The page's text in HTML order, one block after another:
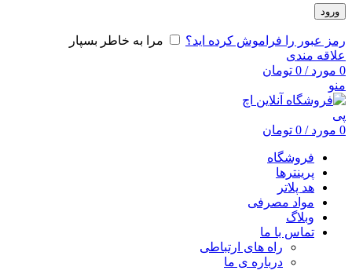
ورود
رمز عبور را فراموش کرده اید؟
مرا به خاطر بسپار
علاقه مندی
0 مورد /
0 تومان
منو
0 مورد /
0 تومان
فروشگاه
پرینترها
هد پلاتر
مواد مصرفی
وبلاگ
تماس با ما
راه های ارتباطی
درباره ی ما